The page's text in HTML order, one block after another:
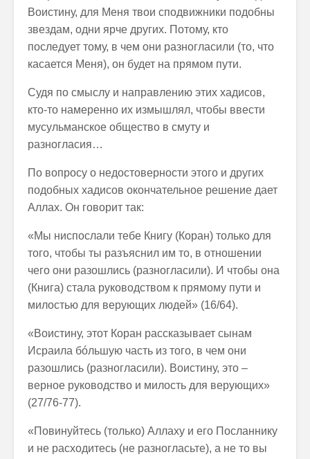
Воистину, для Меня твои сподвижники подобны
звездам, одни ярче других. Потому, кто
последует тому, в чем они разногласили (то, что
касается Меня), он будет на прямом пути.
Судя по смыслу и направлению этих хадисов,
кто-то намеренно их измышлял, чтобы ввести
мусульманское общество в смуту и
разногласия…
По вопросу о недостоверности этого и других
подобных хадисов окончательное решение дает
Аллах. Он говорит так:
«Мы ниспослали тебе Книгу (Коран) только для
того, чтобы ты разъяснил им то, в отношении
чего они разошлись (разногласили). И чтобы она
(Книга) стала руководством к прямому пути и
милостью для верующих людей» (16/64).
«Воистину, этот Коран рассказывает сынам
Исраила бóльшую часть из того, в чем они
разошлись (разногласили). Воистину, это –
верное руководство и милость для верующих»
(27/76-77).
«Повинуйтесь (только) Аллаху и его Посланнику
и не расходитесь (не разногласьте), а не то вы